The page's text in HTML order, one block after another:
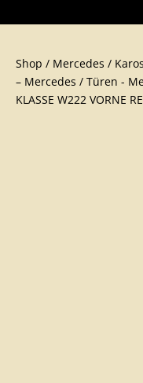
Shop / Mercedes /
– Mercedes / Türen -
KLASSE W222 VORNE